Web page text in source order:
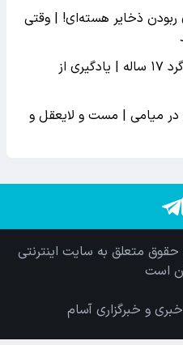
ربودن ذخایر هسته‌ای! | وقتی
رسوایی جنسی معلم زن با شاگرد ۱۷ ساله | یادگیری از
میامی | مست و لایعقل و
حقوق متعلق به سایت اینترنتی
است
و خبرگزاری آسام